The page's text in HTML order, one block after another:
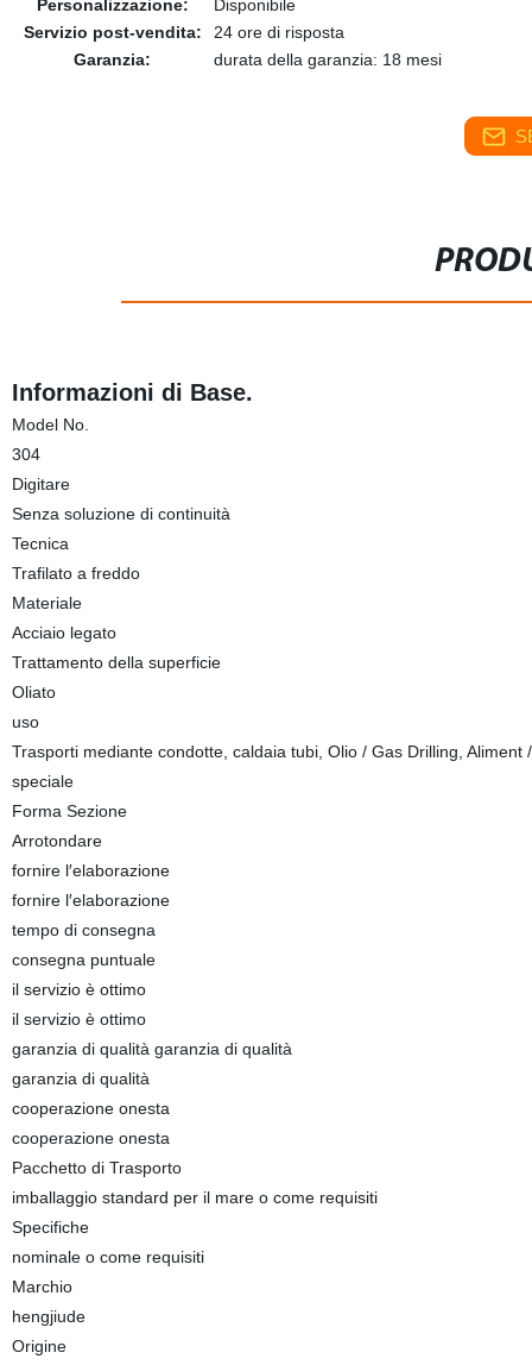
Personalizzazione:
Disponibile
Servizio post-vendita:
24 ore di risposta
Garanzia:
durata della garanzia: 18 mesi
Informazioni di Base.
Model No.
304
Digitare
Senza soluzione di continuità
Tecnica
Trafilato a freddo
Materiale
Acciaio legato
Trattamento della superficie
Oliato
uso
Trasporti mediante condotte, caldaia tubi, Olio / Gas Drilling,
speciale
Forma Sezione
Arrotondare
fornire l′elaborazione
fornire l′elaborazione
tempo di consegna
consegna puntuale
il servizio è ottimo
il servizio è ottimo
garanzia di qualità garanzia di qualità
garanzia di qualità
cooperazione onesta
cooperazione onesta
Pacchetto di Trasporto
imballaggio standard per il mare o come requisiti
Specifiche
nominale o come requisiti
Marchio
hengjiude
Origine